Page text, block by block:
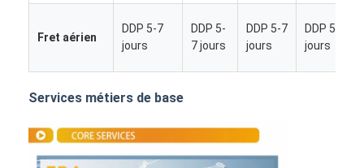
Visite d'usine
Fret aérien
DDP 5-7
jours
DDP 5-
7 jours
DDP 5-7
jours
DDP 5-7
jours
Services métiers de base